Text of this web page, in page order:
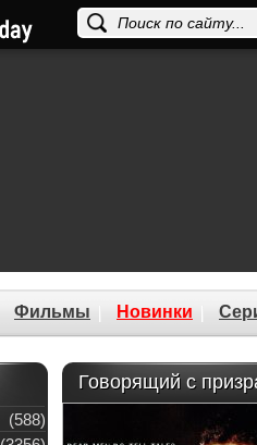
Фильмы Новинки
(588)
Говорящий с